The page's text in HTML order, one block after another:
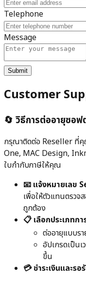
Telephone
Message
Submit
Customer
🔄 วิธีการต่ออายุซอ
กรุณาติดต่อ Reseller ที่คุ
One, MAC Design,
ใบกำกับภาษีให้คุณ
📧 แจ้งหมายเลข
เพื่อให้ตัวแทนตรวจ
ถูกต้อง
📋 เลือกประเภทก
ต่ออายุแบบร
อัปเกรดเป็น
ขึ้น
💳 ชำระเงินและรอ